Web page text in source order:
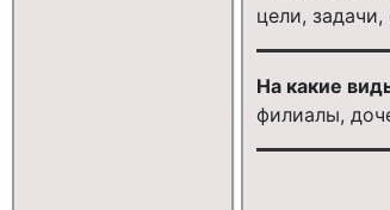
цели,
На какие
филиалы,